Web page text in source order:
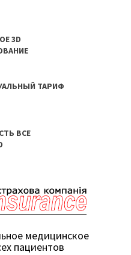
3D
ТАРИФ
ВСЕ
медицинское
пациентов